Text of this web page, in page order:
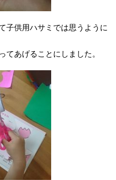
子供用ハサミでは思うように
てあげることにしました。